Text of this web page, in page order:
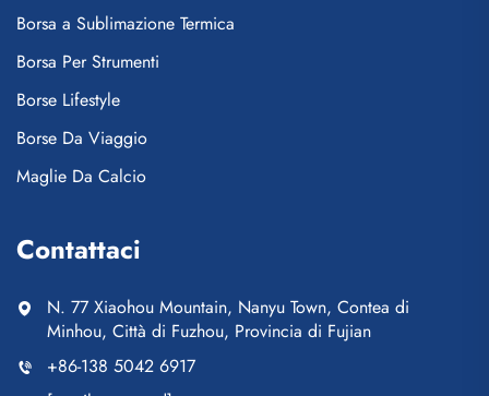
Borsa a Sublimazione Termica
Borsa Per Strumenti
Borse Lifestyle
Borse Da Viaggio
Maglie Da Calcio
Contattaci
N. 77 Xiaohou Mountain, Nanyu Town, Contea di
Minhou, Città di Fuzhou, Provincia di Fujian
+86-138 5042 6917